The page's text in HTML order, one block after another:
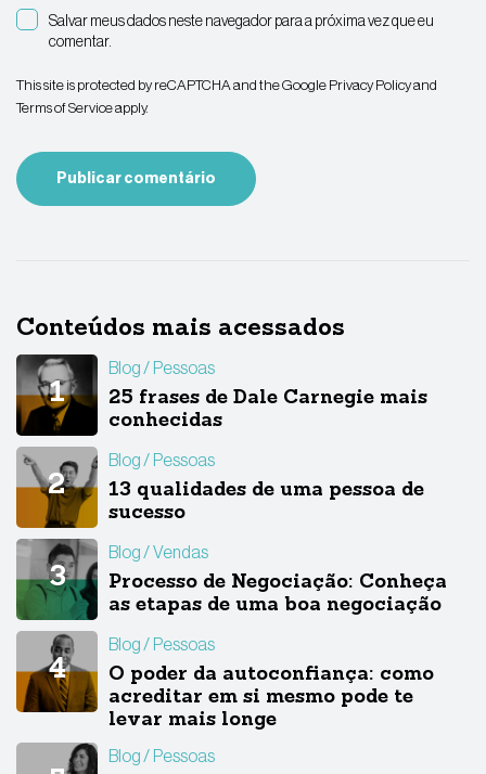
Salvar meus dados neste navegador para a próxima vez que eu
comentar.
This site is protected by reCAPTCHA and the Google Privacy Policyand
Terms of Serviceapply.
Conteúdos mais acessados
Blog Pessoas
25 frases de Dale Carnegie mais
conhecidas
Blog Pessoas
13 qualidades de uma pessoa de
sucesso
Blog Vendas
Processo de Negociação: Conheça
as etapas de uma boa negociação
Blog Pessoas
O poder da autoconfiança: como
acreditar em si mesmo pode te
levar mais longe
Blog Pessoas